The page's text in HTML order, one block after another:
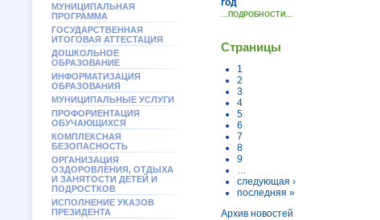
МУНИЦИПАЛЬНАЯ
ПРОГРАММА
ГОСУДАРСТВЕННАЯ
ИТОГОВАЯ АТТЕСТАЦИЯ
ДОШКОЛЬНОЕ
ОБРАЗОВАНИЕ
ИНФОРМАТИЗАЦИЯ
ОБРАЗОВАНИЯ
МУНИЦИПАЛЬНЫЕ УСЛУГИ
ПРОФОРИЕНТАЦИЯ
ОБУЧАЮЩИХСЯ
КОМПЛЕКСНАЯ
БЕЗОПАСНОСТЬ
ОРГАНИЗАЦИЯ
ОЗДОРОВЛЕНИЯ, ОТДЫХА
И ЗАНЯТОСТИ ДЕТЕЙ И
ПОДРОСТКОВ
ИСПОЛНЕНИЕ УКАЗОВ
ПРЕЗИДЕНТА
год
...ПОДРОБНОСТИ...
Страницы
1
2
3
4
5
6
7
8
9
…
следующая ›
последняя »
Архив новостей